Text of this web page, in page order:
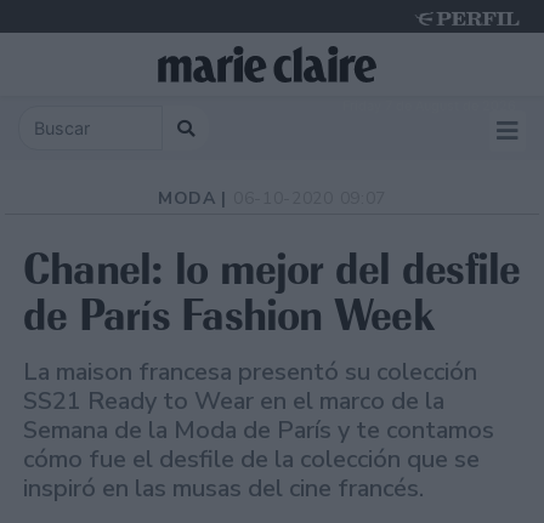
MODA |
Chanel: lo mejor del desfile
de París Fashion Week
La maison francesa presentó su colección
SS21 Ready to Wear en el marco de la
Semana de la Moda de París y te contamos
cómo fue el desfile de la colección que se
inspiró en las musas del cine francés.